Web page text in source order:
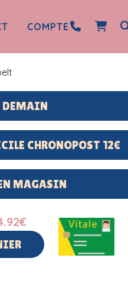
COMPTE
DEMAIN
CHRONOPOST 12€
MAGASIN
€